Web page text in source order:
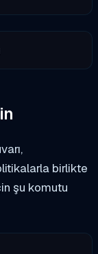
birlikte
şu komutu